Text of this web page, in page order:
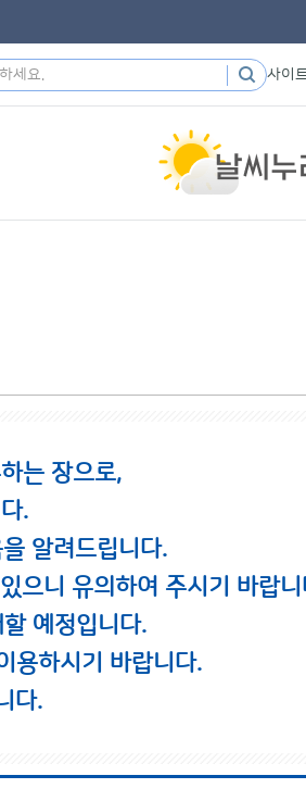
사이
는 장으로,
.
알려드립니다.
으니 유의하여 주시기 바랍니
예정입니다.
용하시기 바랍니다.
다.